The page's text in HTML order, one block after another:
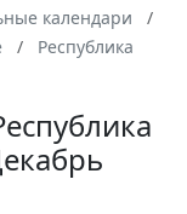
календари
Республика